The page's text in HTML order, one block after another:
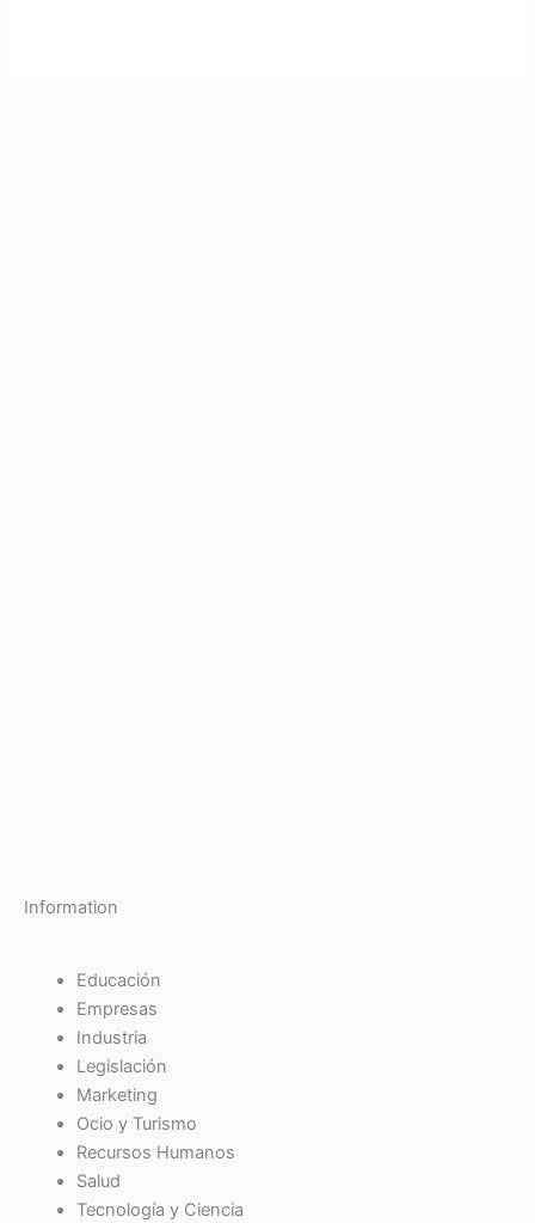
Information
Educación
Empresas
Industria
Legislación
Marketing
Ocio y Turismo
Recursos Humanos
Salud
Tecnología y Ciencia